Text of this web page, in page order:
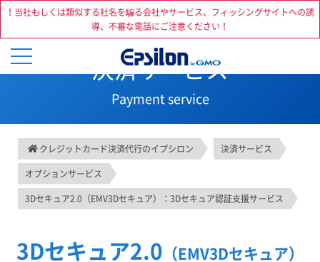
！当社もしくは類似する社名を騙る会社やサービス、フィッシングサイトへの誘
導、不審な電話にご注意ください！
決済サービス
Payment service
クレジットカード決済代行のイプシロン
決済サービス
オプションサービス
3Dセキュア2.0（EMV3Dセキュア）：3Dセキュア認証支援サービス
3Dセキュア2.0 （EMV3Dセキュア）